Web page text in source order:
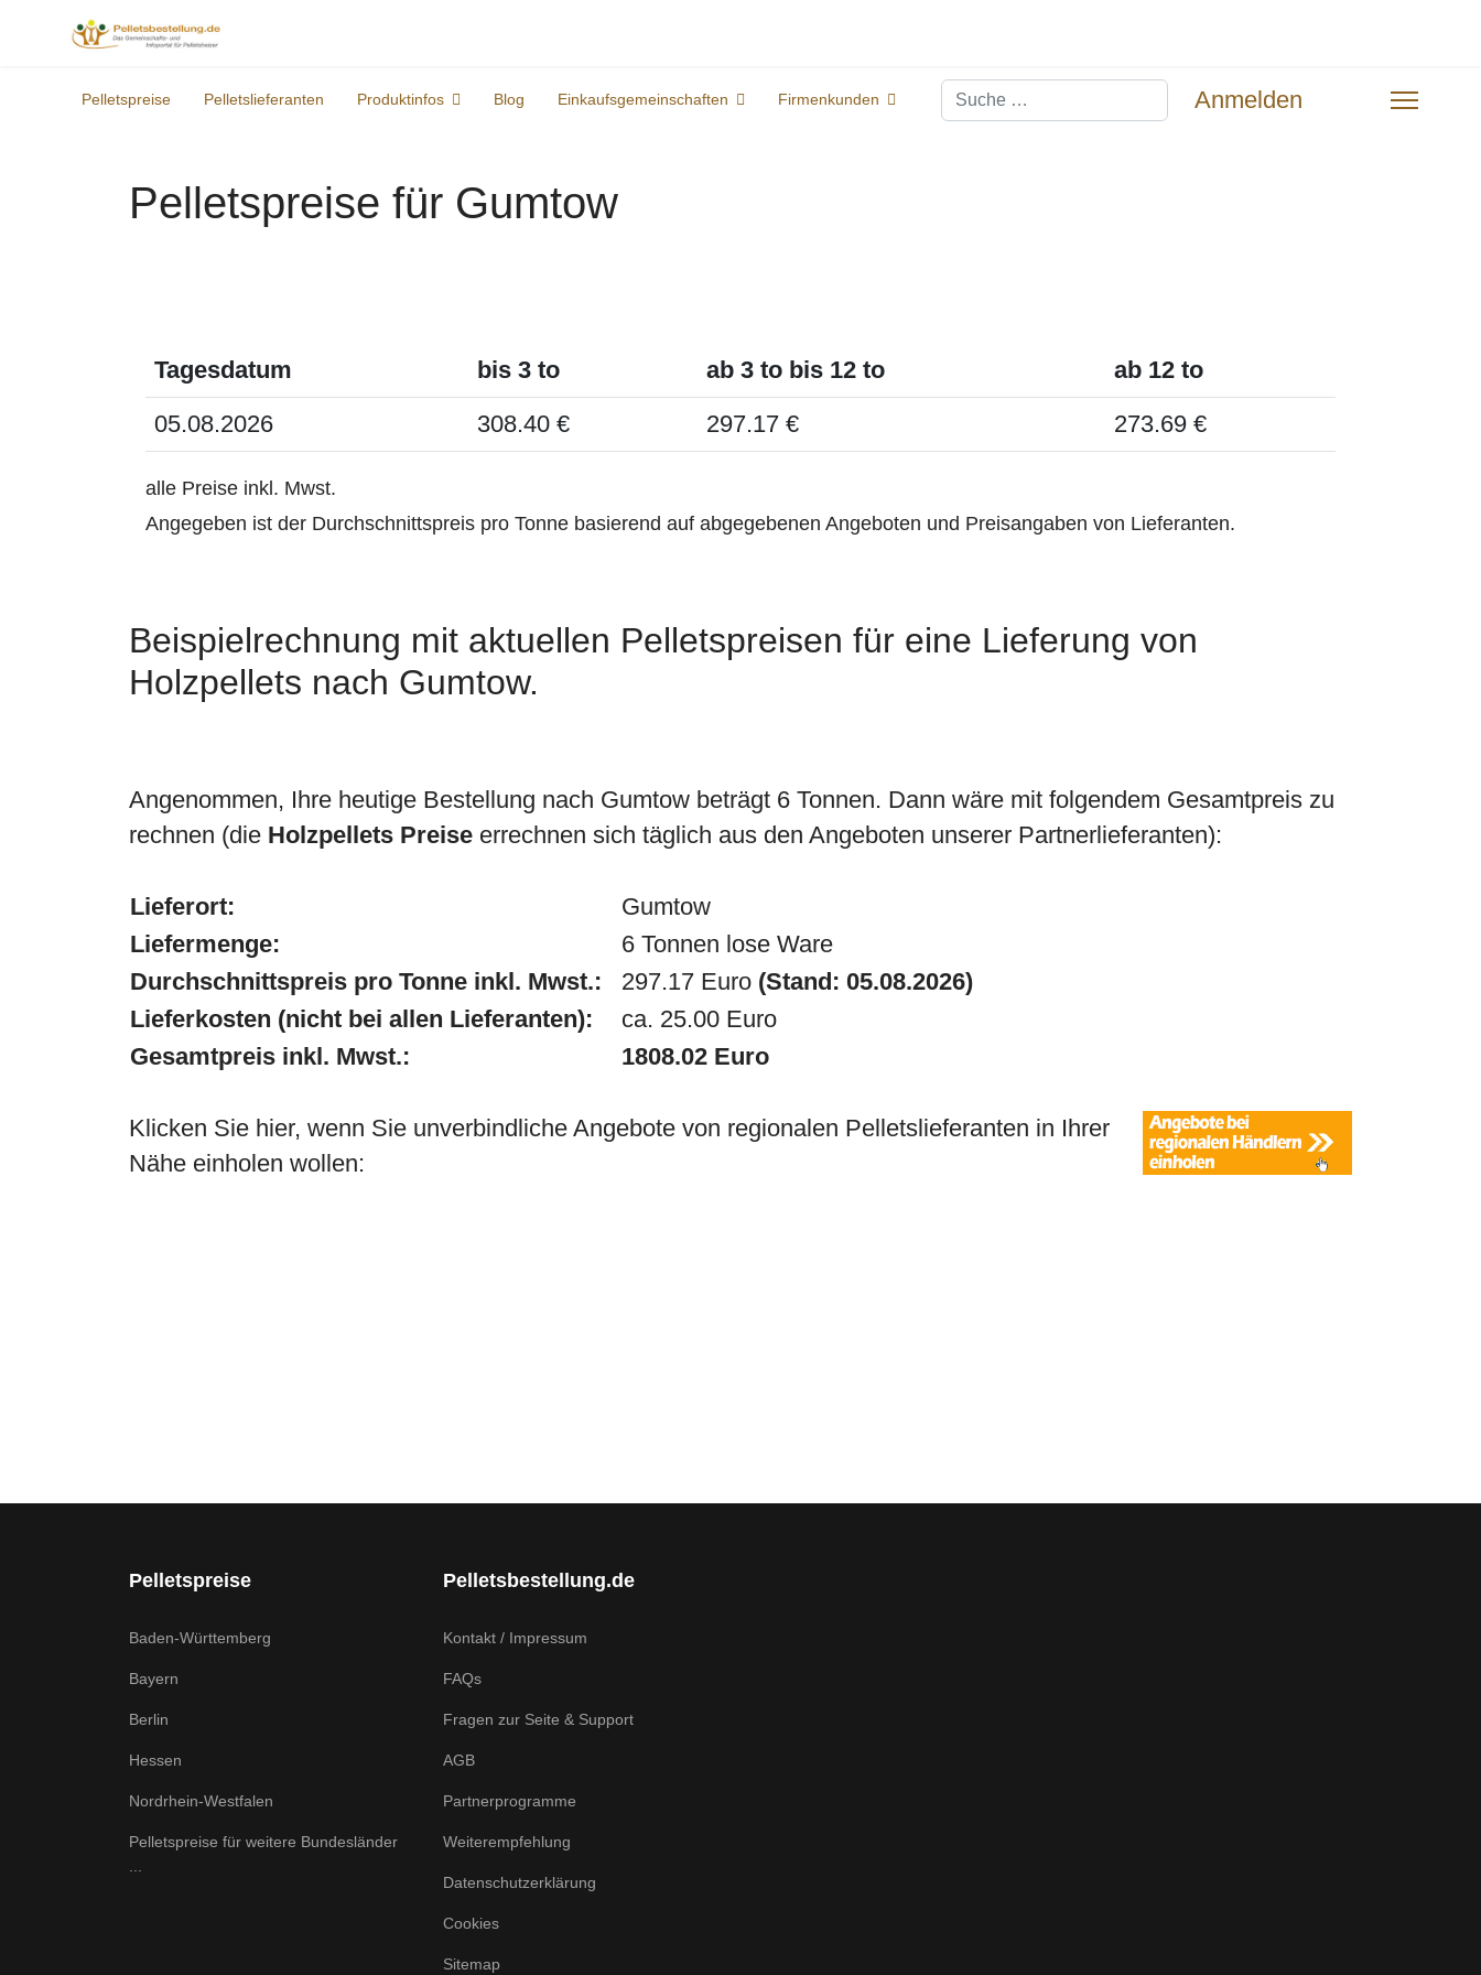
Pelletspreise Pelletslieferanten Produktinfos Blog Einkaufsgemeinschaften Firmenkunden Suchen Anmelden
Pelletspreise für Gumtow
Tagesdatum bis 3 to ab 3 to bis 12 to
ab 12 to
05.08.2026
308.40 € 297.17 € 273.69 €
alle Preise inkl. Mwst.
Angegeben ist der Durchschnittspreis pro Tonne basierend auf abgegebenen Angeboten und Preisangaben von Lieferanten.
Beispielrechnung mit aktuellen Pelletspreisen für eine Lieferung von
Holzpellets nach Gumtow.
Angenommen, Ihre heutige Bestellung nach Gumtow beträgt 6 Tonnen. Dann wäre mit folgendem Gesamtpreis zu
rechnen (die Holzpellets Preise errechnen sich täglich aus den Angeboten unserer Partnerlieferanten):
Lieferort:
Gumtow
Liefermenge:
6 Tonnen lose Ware
Durchschnittspreis pro Tonne inkl. Mwst.:
297.17 Euro (Stand: 05.08.2026)
Lieferkosten (nicht bei allen Lieferanten):
ca. 25.00 Euro
Gesamtpreis inkl. Mwst.:
1808.02 Euro
Klicken Sie hier, wenn Sie unverbindliche Angebote von regionalen Pelletslieferanten in Ihrer
Nähe einholen wollen:
Pelletspreise
Baden-Württemberg
Bayern
Berlin
Hessen
Nordrhein-Westfalen
Pelletspreise für weitere Bundesländer
Pelletsbestellung.de
Kontakt / Impressum
FAQs
Fragen zur Seite & Support
AGB
Partnerprogramme
Weiterempfehlung
Datenschutzerklärung
Cookies
Sitemap